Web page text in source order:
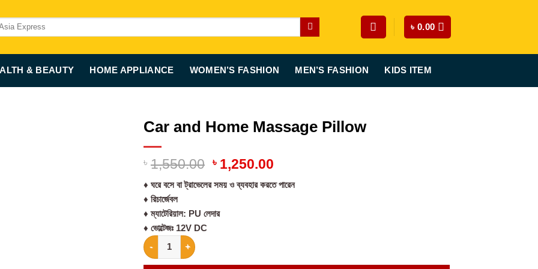
৳ 0.00
& BEAUTY HOME APPLIANCE WOMEN’S FASHION MEN’S FASHION KIDS ITEM
Car and Home Massage Pillow
৳ 1,550.00 Original
was:
৳ 1,250.00Current
is:
♦️ ঘরে বসে বা ট্রাভেলের সময় ও ব্যবহার করতে পারেন
♦️ রিচার্জেবল
♦️ ম্যাটেরিয়াল: PU লেদার
♦️ ভোল্টেজঃ 12V DC
Car and Home Massage Pillow quantity